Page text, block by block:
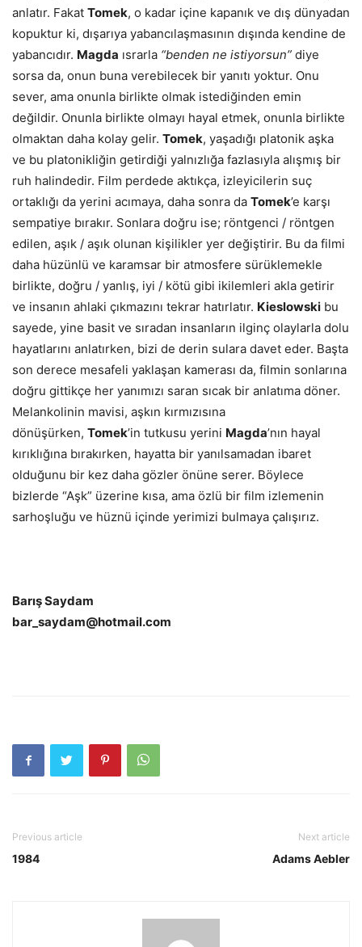
anlatır. Fakat Tomek, o kadar içine kapanık ve dış dünyadan
kopuktur ki, dışarıya yabancılaşmasının dışında kendine de
yabancıdır. Magda ısrarla “benden ne istiyorsun” diye
sorsa da, onun buna verebilecek bir yanıtı yoktur. Onu
sever, ama onunla birlikte olmak istediğinden emin
değildir. Onunla birlikte olmayı hayal etmek, onunla birlikte
olmaktan daha kolay gelir. Tomek, yaşadığı platonik aşka
ve bu platonikliğin getirdiği yalnızlığa fazlasıyla alışmış bir
ruh halindedir. Film perdede aktıkça, izleyicilerin suç
ortaklığı da yerini acımaya, daha sonra da Tomek’e karşı
sempatiye bırakır. Sonlara doğru ise; röntgenci / röntgen
edilen, aşık / aşık olunan kişilikler yer değiştirir. Bu da filmi
daha hüzünlü ve karamsar bir atmosfere sürüklemekle
birlikte, doğru / yanlış, iyi / kötü gibi ikilemleri akla getirir
ve insanın ahlaki çıkmazını tekrar hatırlatır. Kieslowski bu
sayede, yine basit ve sıradan insanların ilginç olaylarla dolu
hayatlarını anlatırken, bizi de derin sulara davet eder. Başta
son derece mesafeli yaklaşan kamerası da, filmin sonlarına
doğru gittikçe her yanımızı saran sıcak bir anlatıma döner.
Melankolinin mavisi, aşkın kırmızısına
dönüşürken, Tomek’in tutkusu yerini Magda’nın hayal
kırıklığına bırakırken, hayatta bir yanılsamadan ibaret
olduğunu bir kez daha gözler önüne serer. Böylece
bizlerde “Aşk” üzerine kısa, ama özlü bir film izlemenin
sarhoşluğu ve hüznü içinde yerimizi bulmaya çalışırız.
Barış Saydam
bar_saydam@hotmail.com
Previous article
1984
Next article
Adams Aebler